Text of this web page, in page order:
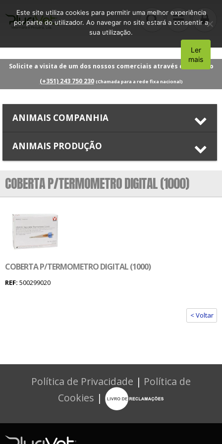
Solicite a visita de um dos nossos comerciais através do número
(+351) 243 750 230 (Chamada para a rede fixa nacional)
ANIMAIS COMPANHIA
ANIMAIS PRODUÇÃO
COBERTA P/TERMOMETRO DIGITAL (1000)
COBERTA P/TERMOMETRO DIGITAL (1000)
REF: 500299020
< Voltar
Política de Privacidade | Política de
Cookies |
Este site utiliza cookies para permitir uma melhor experiência
por parte do utilizador. Ao navegar no site estará a consentir a
sua utilização.
Aceito
Ler
mais